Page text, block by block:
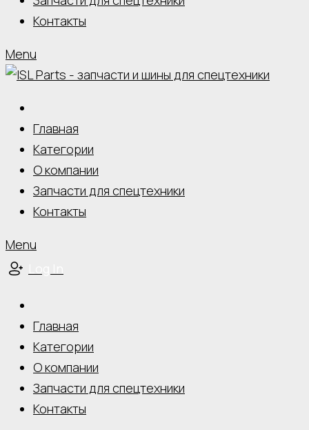
Контакты
Menu
Главная
Категории
О компании
Запчасти для спецтехники
Контакты
Menu
Главная
Категории
О компании
Запчасти для спецтехники
Контакты